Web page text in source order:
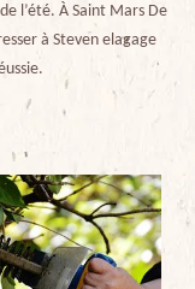
l’été. À Saint Mars De
à Steven elagage